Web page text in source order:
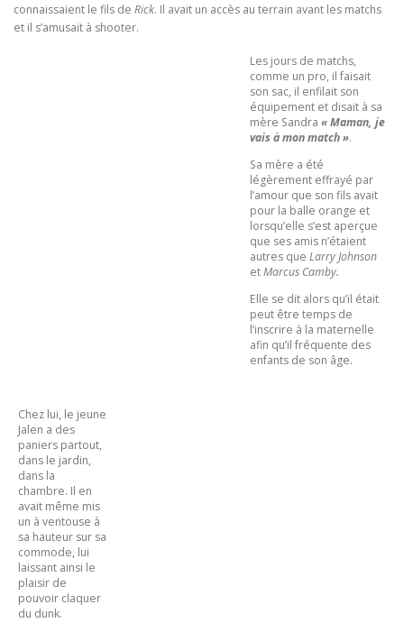
connaissaient le fils de Rick. Il avait un accès au terrain avant les matchs
et il s’amusait à shooter.
Les jours de matchs,
comme un pro, il faisait
son sac, il enfilait son
équipement et disait à sa
mère Sandra « Maman, je
vais à mon match ».
Sa mère a été
légèrement effrayé par
l’amour que son fils avait
pour la balle orange et
lorsqu’elle s’est aperçue
que ses amis n’étaient
autres que Larry Johnson
etMarcus Camby.
Elle se dit alors qu’il était
peut être temps de
l’inscrire à la maternelle
afin qu’il fréquente des
enfants de son âge.
Chez lui, le jeune
Jalen a des
paniers partout,
dans le jardin,
dans la
chambre. Il en
avait même mis
un à ventouse à
sa hauteur sur sa
commode, lui
laissant ainsi le
plaisir de
pouvoir claquer
du dunk.